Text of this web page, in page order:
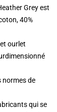
Grey est
40%
ourlet
normes de
qui se